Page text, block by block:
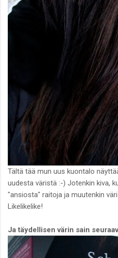
Tältä tää mun uus kuontalo
uudesta väristä :-) Jotenkin kiva,
"ansiosta" raitoja ja muutenkin
Likelikelike!
Ja täydellisen värin sain